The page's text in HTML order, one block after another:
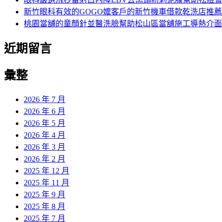
新竹眼科有效的GOGO嬤客戶的新竹機車借款乾洗店推薦
桃園當舖的童顏針並醫洗臉幫助松山區當舖施工導熱介
近期留言
彙整
2026 年 7 月
2026 年 6 月
2026 年 5 月
2026 年 4 月
2026 年 3 月
2026 年 2 月
2025 年 12 月
2025 年 11 月
2025 年 9 月
2025 年 8 月
2025 年 7 月